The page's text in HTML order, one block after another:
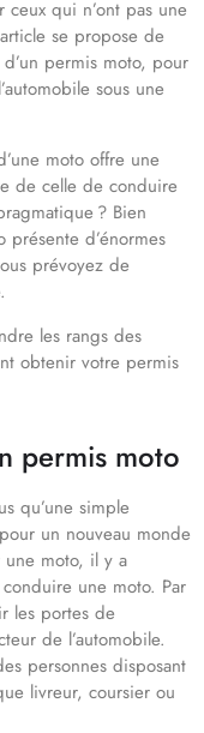
qui n’ont pas une
se propose de
permis moto, pour
sous une
moto offre une
de celle de conduire
? Bien
d’énormes
prévoyez de
les rangs des
obtenir votre permis
permis moto
qu’une simple
un nouveau monde
moto, il y a
une moto. Par
les portes de
de l’automobile.
personnes disposant
livreur, coursier ou